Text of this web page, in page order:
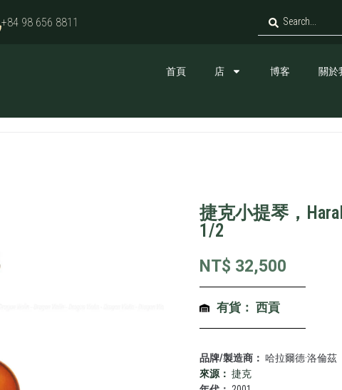
+84 98 656 8811
首頁 店 博客 關於
捷克小提琴，
1/2
NT$ 32,500
有貨： 西貢
品牌/製造商： 哈拉爾德·洛倫茲
來源： 捷克